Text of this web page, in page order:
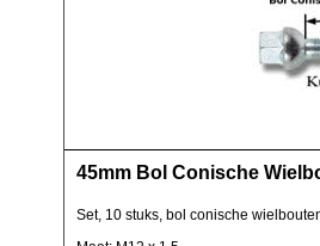
45mm Bol Conische
Set, 10 stuks, bol conische